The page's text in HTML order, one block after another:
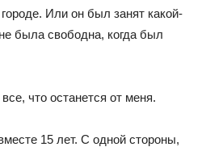
Или он был занят какой-
была свободна, когда был
что останется от меня.
15 лет. С одной стороны,